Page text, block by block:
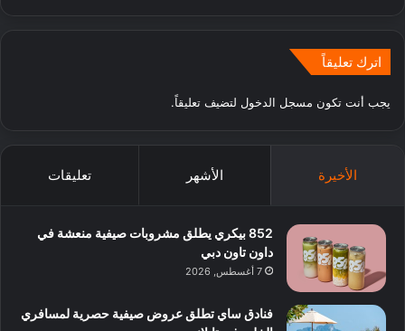
اترك تعليقاً
يجب أنت تكون مسجل الدخول لتضيف تعليقاً.
الأخيرة الأشهر تعليقات
852 بيكري يطلق مشروبات صيفية منعشة في
داون تاون دبي
7 أغسطس, 2026
فنادق ساي تطلق عروض صيفية حصرية لمسافري